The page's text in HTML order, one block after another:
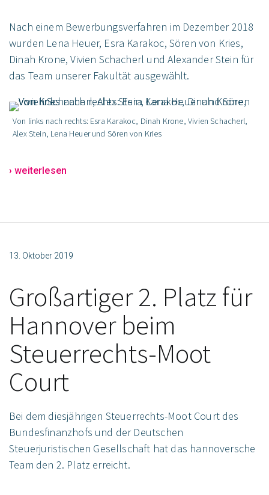
Nach einem Bewerbungsverfahren im Dezember 2018
wurden Lena Heuer, Esra Karakoc, Sören von Kries,
Dinah Krone, Vivien Schacherl und Alexander Stein für
das Team unserer Fakultät ausgewählt.
Von links nach rechts: Esra Karakoc, Dinah Krone, Vivien Schacherl,
Alex Stein, Lena Heuer und Sören von Kries
› weiterlesen
13. Oktober 2019
Großartiger 2. Platz für
Hannover beim
Steuerrechts-Moot
Court
Bei dem diesjährigen Steuerrechts-Moot Court des
Bundesfinanzhofs und der Deutschen
Steuerjuristischen Gesellschaft hat das hannoversche
Team den 2. Platz erreicht.